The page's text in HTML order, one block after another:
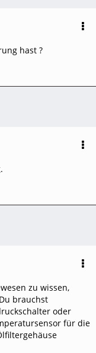
hast ?
zu wissen,
brauchst
oder
für die